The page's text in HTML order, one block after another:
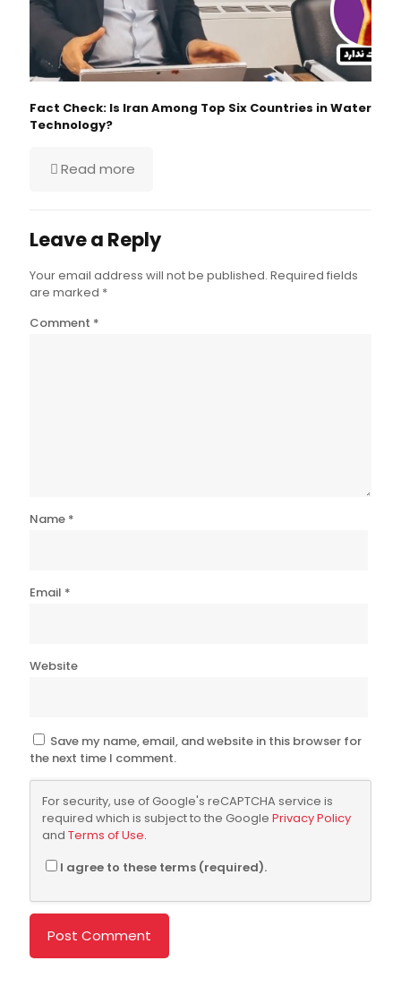
Fact Check: Is Iran Among Top Six Countries in Water
Technology?
Read more
Leave a Reply
Your email address will not be published. Required fields
are marked *
Comment *
Name *
Email *
Website
Save my name, email, and website in this browser for
the next time I comment.
For security, use of Google's reCAPTCHA service is
required which is subject to the Google Privacy Policy
and Terms of Use.
I agree to these terms (required).